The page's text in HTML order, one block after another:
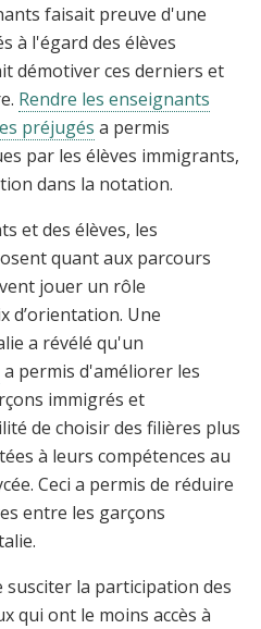
faisait preuve d'une
à l'égard des élèves
démotiver ces derniers et
Rendre les enseignants
préjugés a permis
par les élèves immigrants,
dans la notation.
et des élèves, les
quant aux parcours
jouer un rôle
d’orientation. Une
a révélé qu'un
a permis d'améliorer les
immigrés et
de choisir des filières plus
à leurs compétences au
Ceci a permis de réduire
entre les garçons
susciter la participation des
qui ont le moins accès à